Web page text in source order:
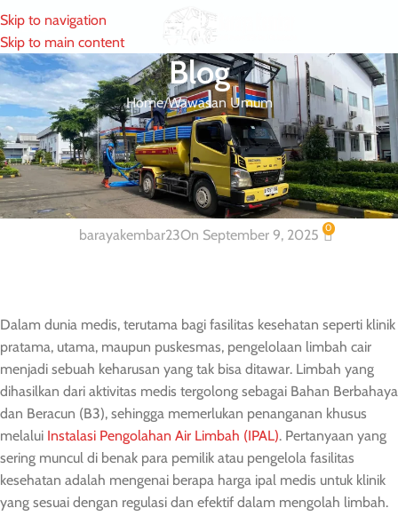
Skip to navigation
Skip to main content
MENU
Blog
Home Wawasan Umum
WAWASAN UMUM
Estimasi Biaya Instalasi Pengolahan
Air Limbah Klinik
barayakembar23On September 9, 2025 0
Dalam dunia medis, terutama bagi fasilitas kesehatan seperti klinik
pratama, utama, maupun puskesmas, pengelolaan limbah cair
menjadi sebuah keharusan yang tak bisa ditawar. Limbah yang
dihasilkan dari aktivitas medis tergolong sebagai Bahan Berbahaya
dan Beracun (B3), sehingga memerlukan penanganan khusus
melalui Instalasi Pengolahan Air Limbah (IPAL). Pertanyaan yang
sering muncul di benak para pemilik atau pengelola fasilitas
kesehatan adalah mengenai berapa harga ipal medis untuk klinik
yang sesuai dengan regulasi dan efektif dalam mengolah limbah.